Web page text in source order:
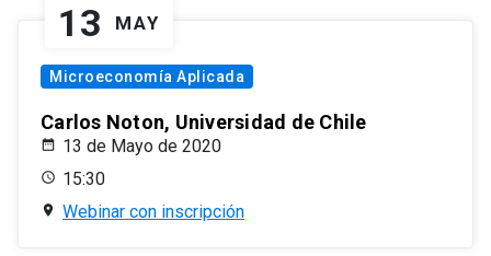
13 MAY
Microeconomía Aplicada
Carlos Noton, Universidad de Chile
13 de Mayo de 2020
15:30
Webinar con inscripción